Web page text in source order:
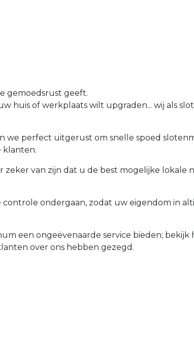
gemoedsrust geeft.
huis of werkplaats wilt upgraden... wij als
we perfect uitgerust om snelle spoed
klanten.
van zijn dat u de best mogelijke lokale
ondergaan, zodat uw eigendom in
een ongeëvenaarde service bieden; bekijk
over ons hebben gezegd.